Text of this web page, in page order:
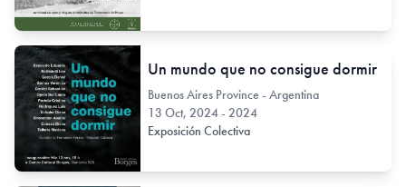
Un mundo que no consigue dormir
Buenos Aires Province - Argentina
13 Oct, 2024 - 2024
Exposición Colectiva